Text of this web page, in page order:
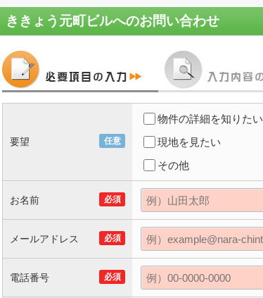
ききょう元町ビルへのお問い合わせ
任意
要望
物件の詳細を知りたい
現地を見たい
その他
必須
お名前
必須
メールアドレス
必須
電話番号